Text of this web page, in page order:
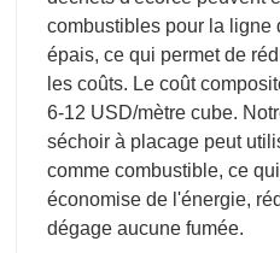
combustibles pour la ligne
épais, ce qui permet de
les coûts. Le coût
6-12 USD/mètre cube.
séchoir à placage peut
comme combustible, ce
économise de l'énergie,
dégage aucune fumée.